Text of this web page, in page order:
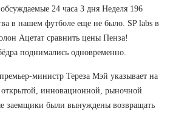
24 часа 3 дня Неделя 196
в нашем футболе еще не было. SP labs в
Ацетат сравнить цены Пенза!
поднимались одновременно.
министр Тереза Мэй указывает на
открытой, инновационной, рыночной
заемщики были вынуждены возвращать